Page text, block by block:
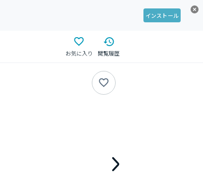
インストール
お気に入り 閲覧履歴